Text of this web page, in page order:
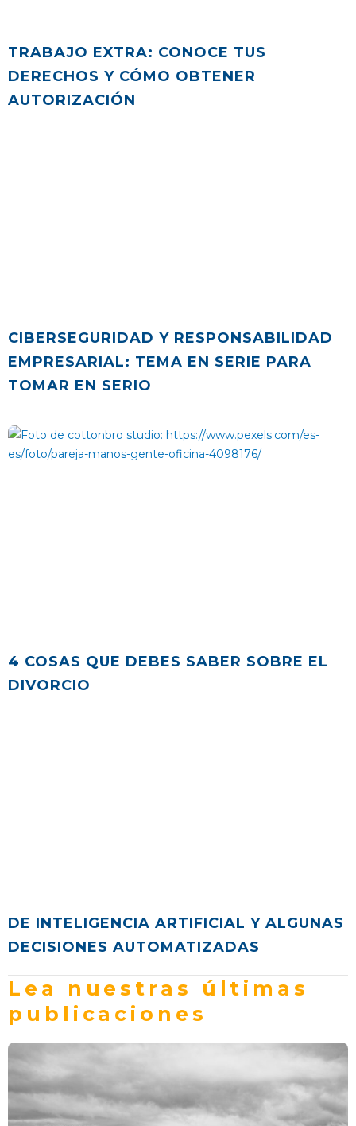
TRABAJO EXTRA: CONOCE TUS
DERECHOS Y CÓMO OBTENER
AUTORIZACIÓN
CIBERSEGURIDAD Y RESPONSABILIDAD
EMPRESARIAL: TEMA EN SERIE PARA
TOMAR EN SERIO
4 COSAS QUE DEBES SABER SOBRE EL
DIVORCIO
DE INTELIGENCIA ARTIFICIAL Y ALGUNAS
DECISIONES AUTOMATIZADAS
Lea nuestras últimas
publicaciones